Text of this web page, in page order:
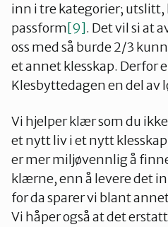
inn i tre kategorier; utslitt,
passform[9]. Det vil si at
oss med så burde 2/3
et annet klesskap. Derfor
Klesbyttedagen en del av
Vi hjelper klær som du
et nytt liv i et nytt
er mer miljøvennlig å
klærne, enn å levere det
for da sparer vi blant
Vi håper også at det